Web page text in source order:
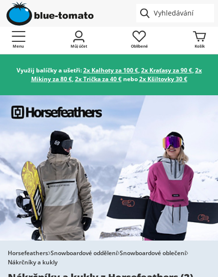
Menu Můj účet Oblíbené Košík
Využij balíčky a ušetři:2x Kalhoty za 100 €,2x Kraťasy za 90 €,2x
Mikiny za 80 €,2x Trička za 40 €nebo2x Kšiltovky 30 €
Horsefeathers Snowboardové oddělení Snowboardové oblečení
Nákrčníky a kukly